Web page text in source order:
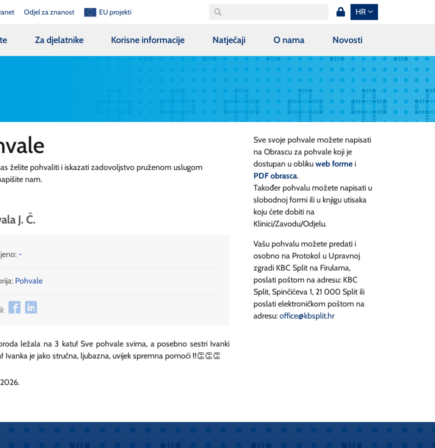
Odjel za znanost EU projekti HR
Za djelatnike Korisne informacije Natječaji O nama Novosti
želite pohvaliti i iskazati zadovoljstvo pruženom uslugom
nam.
J. Č.
-
Pohvale
ležala na 3 katu! Sve pohvale svima, a posebno sestri Ivanki
Ivanka je jako stručna, ljubazna, uvijek spremna pomoći !!👏👏👏
Sve svoje pohvale možete napisati
na Obrascu za pohvale koji je
dostupan u obliku web forme i
PDF obrasca.
Također pohvalu možete napisati u
slobodnoj formi ili u knjigu utisaka
koju ćete dobiti na
Klinici/Zavodu/Odjelu.
Vašu pohvalu možete predati i
osobno na Protokol u Upravnoj
zgradi KBC Split na Firulama,
poslati poštom na adresu: KBC
Split, Spinčićeva 1, 21 000 Split ili
poslati elektroničkom poštom na
adresu: office@kbsplit.hr